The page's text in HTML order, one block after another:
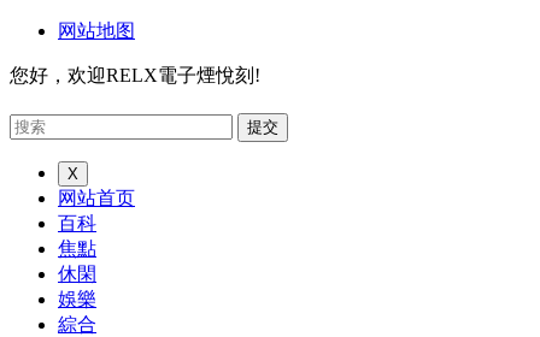
网站地图
您好，欢迎RELX電子煙悅刻!
X
网站首页
百科
焦點
休閑
娛樂
綜合